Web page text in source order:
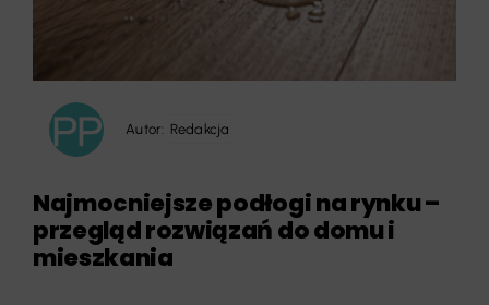
Autor: Redakcja
Najmocniejsze podłogi na rynku –
przegląd rozwiązań do domu i
mieszkania